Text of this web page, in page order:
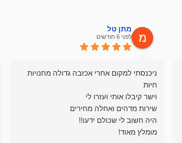
מתן טל
לפני 6 חודשים
ניכנסתי למקום אחרי אכזבה גדולה מחנויות
מומלץ מאוד!